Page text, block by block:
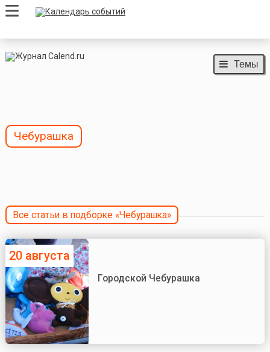
Темы
Чебурашка
Все статьи в подборке «Чебурашка»
20 августа
Городской Чебурашка